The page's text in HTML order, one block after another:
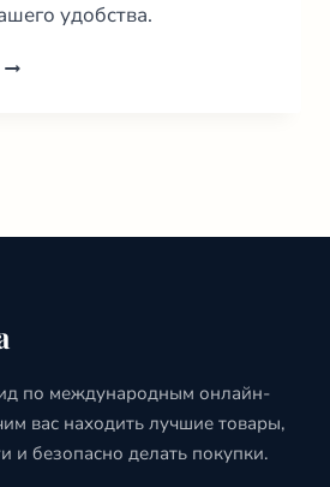
удобства.
по международным онлайн-
вас находить лучшие товары,
и безопасно делать покупки.